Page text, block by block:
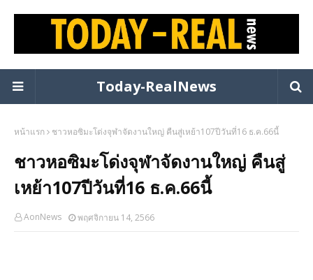
Today-RealNews
หน้าแรก ชาวหอซิมะโด่งจุฬาจัดงานใหญ่ คืนสู่เหย้า107ปีวันที่16 ธ.ค.66นี้
ชาวหอซิมะโด่งจุฬาจัดงานใหญ่ คืนสู่
เหย้า107ปีวันที่16 ธ.ค.66นี้
AonNews พฤศจิกายน 14, 2566